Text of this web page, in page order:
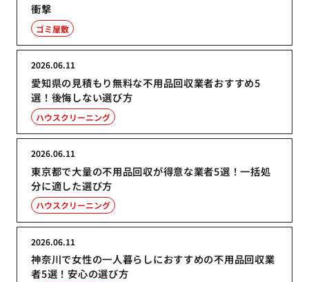
衝撃
ゴミ屋敷
愛知県の見積もり無料な不用品回収業者おすすめ5
選！後悔しない選び方
2026.06.11
ハウスクリーニング
東京都で大量の不用品回収が得意な業者5選！一括処
分に適した選び方
2026.06.11
ハウスクリーニング
神奈川で女性の一人暮らしにおすすめの不用品回収業
者5選！安心の選び方
2026.06.11